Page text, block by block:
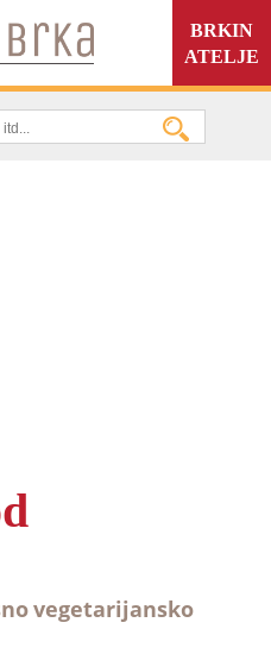
BRKIN
ATELJE
vegetarijansko